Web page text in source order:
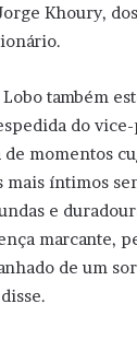
Khoury,
também
do
momentos
mais íntimos
e
marcante,
de um